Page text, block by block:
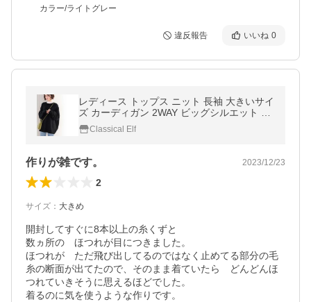
カラー/ライトグレー
違反報告 いいね 0
レディース トップス ニット 長袖 大きいサイ
ズ カーディガン 2WAY ビッグシルエット 秋
冬 2020aw
Classical Elf
作りが雑です。 2023/12/23
2
サイズ ： 大きめ
開封してすぐに8本以上の糸くずと
数ヵ所の　ほつれが目につきました。
ほつれが　ただ飛び出してるのではなく止めてる部分の毛
糸の断面が出てたので、そのまま着ていたら　どんどんほ
つれていきそうに思えるほどでした。
着るのに気を使うような作りです。